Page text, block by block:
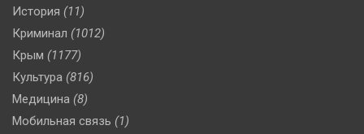
История (11)
Криминал (1012)
Крым (1177)
Культура (816)
Медицина (8)
Мобильная связь (1)